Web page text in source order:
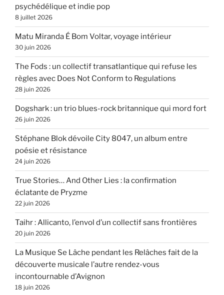
psychédélique et indie pop
8 juillet 2026
Matu Miranda É Bom Voltar, voyage intérieur
30 juin 2026
The Fods : un collectif transatlantique qui refuse les
règles avec Does Not Conform to Regulations
28 juin 2026
Dogshark : un trio blues-rock britannique qui mord fort
26 juin 2026
Stéphane Blok dévoile City 8047, un album entre
poésie et résistance
24 juin 2026
True Stories… And Other Lies : la confirmation
éclatante de Pryzme
22 juin 2026
Taihr : Allicanto, l’envol d’un collectif sans frontières
20 juin 2026
La Musique Se Lâche pendant les Relâches fait de la
découverte musicale l’autre rendez-vous
incontournable d’Avignon
18 juin 2026